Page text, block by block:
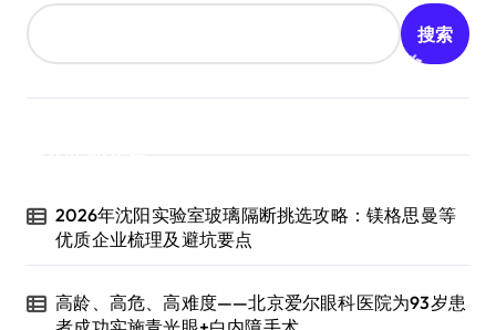
搜索
2026年沈阳实验室玻璃隔断挑选攻略：镁格思曼等
优质企业梳理及避坑要点
高龄、高危、高难度——北京爱尔眼科医院为93岁患